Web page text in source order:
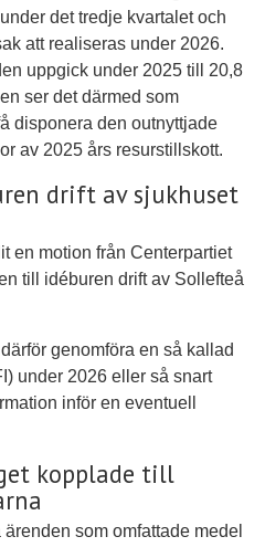
det tredje kvartalet och
att realiseras under 2026.
uppgick under 2025 till 20,8
ser det därmed som
disponera den outnyttjade
av 2025 års resurstillskott.
drift av sjukhuset
en motion från Centerpartiet
till idéburen drift av Sollefteå
genomföra en så kallad
under 2026 eller så snart
inför en eventuell
kopplade till
som omfattade medel